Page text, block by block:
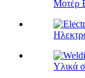
Μοτέρ
Υλικά